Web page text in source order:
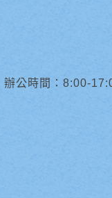
辦公時間：8:00-